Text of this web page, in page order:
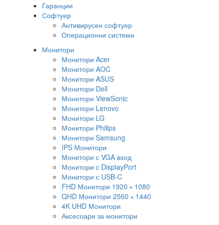
Гаранции
Софтуер
Антивирусен софтуер
Операционни системи
Монитори
Монитори Acer
Монитори AOC
Монитори ASUS
Монитори Dell
Монитори ViewSonic
Монитори Lenovo
Монитори LG
Монитори Philips
Монитори Samsung
IPS Монитори
Монитори с VGA вход
Монитори с DisplayPort
Монитори с USB-C
FHD Монитори 1920 × 1080
QHD Монитори 2560 × 1440
4K UHD Монитори
Аксесоари за монитори